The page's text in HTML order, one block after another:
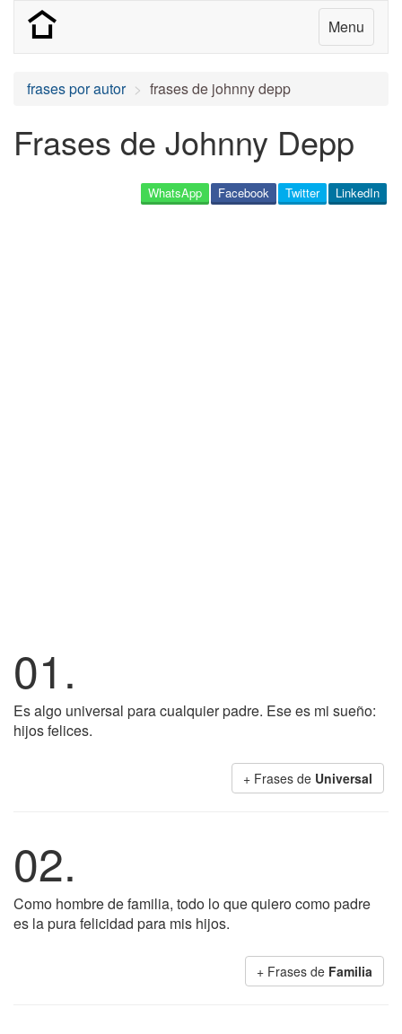
Menu
frases por autor frases de johnny depp
Frases de Johnny Depp
LinkedIn
Twitter
Facebook
WhatsApp
01.
Es algo universal para cualquier padre. Ese es mi sueño:
hijos felices.
+ Frases de Universal
02.
Como hombre de familia, todo lo que quiero como padre
es la pura felicidad para mis hijos.
+ Frases de Familia